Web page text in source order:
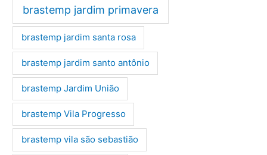
brastemp jardim primavera
brastemp jardim santa rosa
brastemp jardim santo antônio
brastemp Jardim União
brastemp Vila Progresso
brastemp vila são sebastião